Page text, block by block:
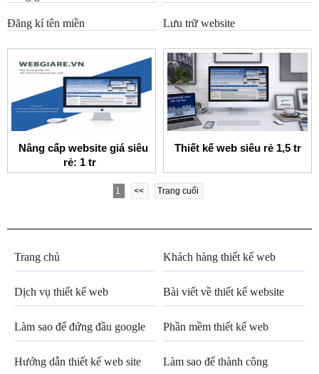
Đăng kí tên miền Lưu trữ website
Nâng cấp website giá siêu
rẻ: 1 tr
Thiết kế web siêu rẻ 1,5 tr
1 << Trang cuối
Trang chủ Khách hàng thiết kế web
Dịch vụ thiết kế web Bài viết về thiết kế website
Làm sao để đứng đầu google Phần mềm thiết kế web
Hướng dẫn thiết kế web site Làm sao để thành công